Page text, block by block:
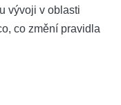
vývoji v oblasti
co změní pravidla